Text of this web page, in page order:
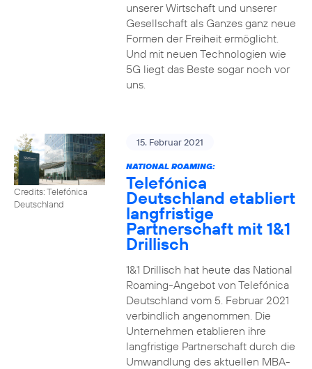
unserer Wirtschaft und unserer
Gesellschaft als Ganzes ganz neue
Formen der Freiheit ermöglicht.
Und mit neuen Technologien wie
5G liegt das Beste sogar noch vor
uns.
Credits: Telefónica
Deutschland
15. Februar 2021
NATIONAL ROAMING:
Telefónica
Deutschland etabliert
langfristige
Partnerschaft mit 1&1
Drillisch
1&1 Drillisch hat heute das National
Roaming-Angebot von Telefónica
Deutschland vom 5. Februar 2021
verbindlich angenommen. Die
Unternehmen etablieren ihre
langfristige Partnerschaft durch die
Umwandlung des aktuellen MBA-